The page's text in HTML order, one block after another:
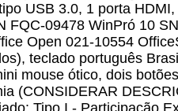
USB 3.0, 1 porta
FQC-09478 WinPró 10
Open 021-10554
teclado português
mouse ótico, dois
(CONSIDERAR
Tipo I - Participação